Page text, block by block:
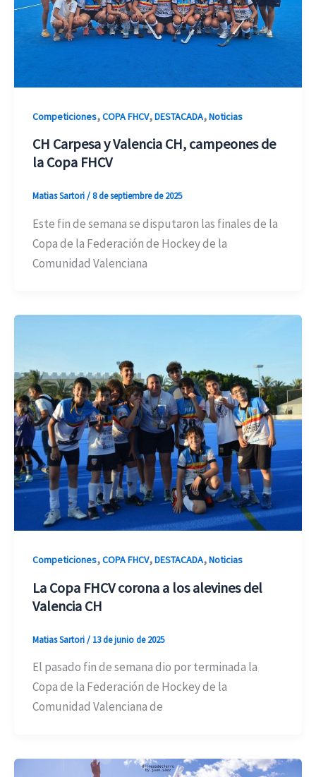
Competiciones,COPA FHCV,DESTACADA,Noticias
CH Carpesa y Valencia CH, campeones de
la Copa FHCV
Matias Sartori/8 de septiembre de 2025
Este fin de semana se disputaron las finales de la
Copa de la Federación de Hockey de la
Comunidad Valenciana
Competiciones,COPA FHCV,DESTACADA,Noticias
La Copa FHCV corona a los alevines del
Valencia CH
Matias Sartori/ 13 de junio de 2025
El pasado fin de semana dio por terminada la
Copa de la Federación de Hockey de la
Comunidad Valenciana de